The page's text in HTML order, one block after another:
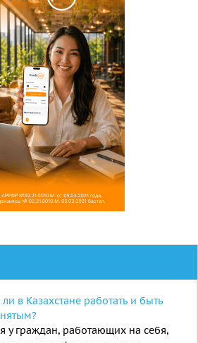
в Казахстане работать и быть
у граждан, работающих на себя,